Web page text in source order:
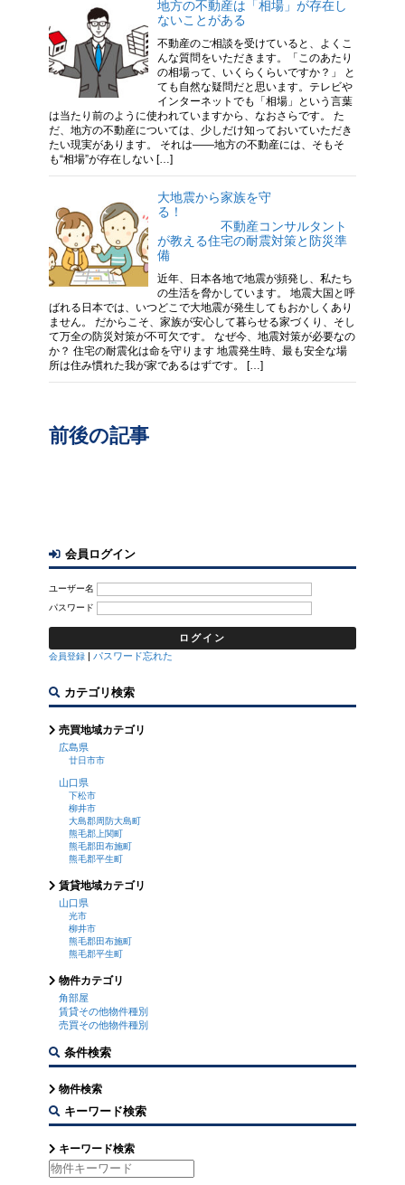
地方の不動産は「相場」が存在し
ないことがある
不動産のご相談を受けていると、よくこ
んな質問をいただきます。「このあたり
の相場って、いくらくらいですか？」 と
ても自然な疑問だと思います。テレビや
インターネットでも「相場」という言葉
は当たり前のように使われていますから、なおさらです。 た
だ、地方の不動産については、少しだけ知っておいていただき
たい現実があります。 それは――地方の不動産には、そもそ
も“相場”が存在しない […]
大地震から家族を守
る！
不動産コンサルタント
が教える住宅の耐震対策と防災準
備
近年、日本各地で地震が頻発し、私たち
の生活を脅かしています。 地震大国と呼
ばれる日本では、いつどこで大地震が発生してもおかしくあり
ません。 だからこそ、家族が安心して暮らせる家づくり、そし
て万全の防災対策が不可欠です。 なぜ今、地震対策が必要なの
か？ 住宅の耐震化は命を守ります 地震発生時、最も安全な場
所は住み慣れた我が家であるはずです。 […]
前後の記事
会員ログイン
ユーザー名
パスワード
会員登録 パスワード忘れた
カテゴリ検索
売買地域カテゴリ
広島県
廿日市市
山口県
下松市
柳井市
大島郡周防大島町
熊毛郡上関町
熊毛郡田布施町
熊毛郡平生町
賃貸地域カテゴリ
山口県
光市
柳井市
熊毛郡田布施町
熊毛郡平生町
物件カテゴリ
角部屋
賃貸その他物件種別
売買その他物件種別
条件検索
物件検索
キーワード検索
キーワード検索